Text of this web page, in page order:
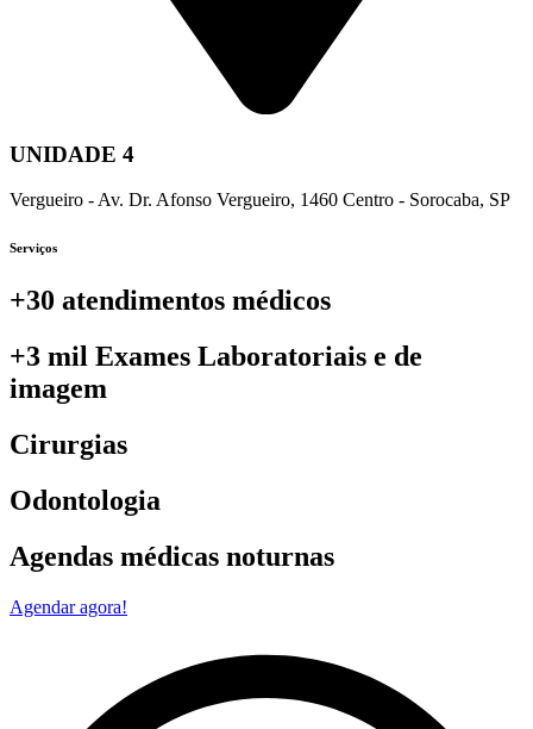
UNIDADE 4
Vergueiro - Av. Dr. Afonso Vergueiro, 1460 Centro - Sorocaba, SP
Serviços
+30 atendimentos médicos
+3 mil Exames Laboratoriais e de
imagem
Cirurgias
Odontologia
Agendas médicas noturnas
Agendar agora!